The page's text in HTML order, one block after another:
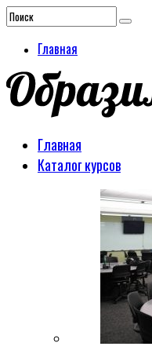
Главная
Главная
Каталог курсов